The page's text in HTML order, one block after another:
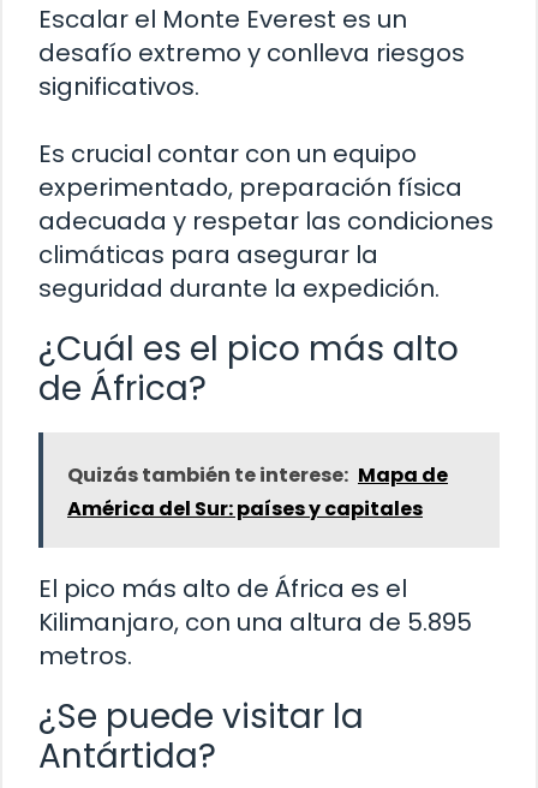
Escalar el Monte Everest es un
desafío extremo y conlleva riesgos
significativos.
Es crucial contar con un equipo
experimentado, preparación física
adecuada y respetar las condiciones
climáticas para asegurar la
seguridad durante la expedición.
¿Cuál es el pico más alto
de África?
Quizás también te interese: Mapa de
América del Sur: países y capitales
El pico más alto de África es el
Kilimanjaro, con una altura de 5.895
metros.
¿Se puede visitar la
Antártida?